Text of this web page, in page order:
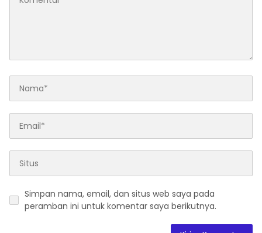
Simpan nama, email, dan situs web saya pada
peramban ini untuk komentar saya berikutnya.